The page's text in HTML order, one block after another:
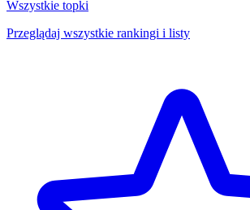
Wszystkie topki
Przeglądaj wszystkie rankingi i listy